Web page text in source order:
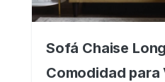
Sofá Chaise
Comodidad para